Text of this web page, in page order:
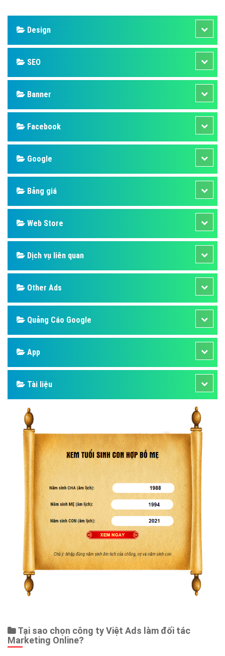
Design
SEO
Banner
Facebook
Google
Bảng giá
Web Store
Dịch vụ liên quan
Other Ads
Quảng Cáo Google
App